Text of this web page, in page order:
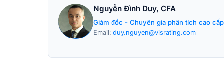
Nguyễn Đình Duy, CFA
Giám đốc - Chuyên gia phân tích cao cấp
Email: duy.nguyen@visrating.com